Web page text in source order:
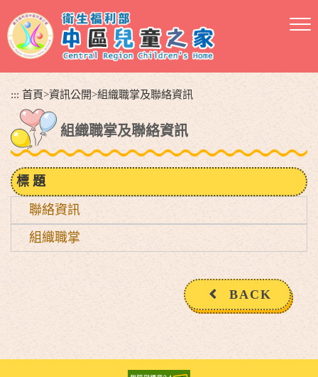
到
主
::: 首頁>資訊公開>組織職掌及聯絡資訊
組織職掌及聯絡資訊
標 題
聯絡資訊
組織職掌
BACK